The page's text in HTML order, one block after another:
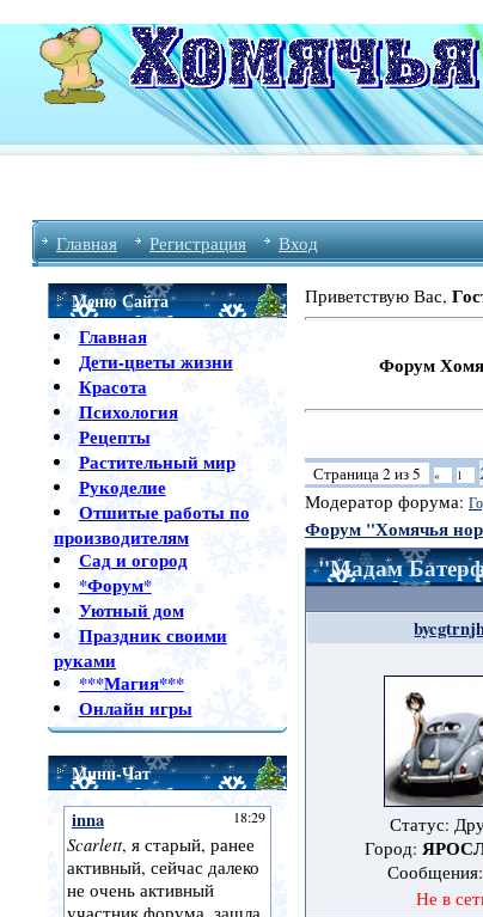
Главная Регистрация Вход
Меню Сайта
Главная
Дети-цветы жизни
Красота
Психология
Рецепты
Растительный мир
Рукоделие
Отшитые работы по
производителям
Сад и огород
*Форум*
Уютный дом
Праздник своими
руками
***Магия***
Онлайн игры
Мини-Чат
Приветствую Вас,
Форум Хомячья
Страница2из5 « 1
Модератор форума:
Форум "Хомячья
"Мадам
Статус:
Город:
Сообщения:
Не в